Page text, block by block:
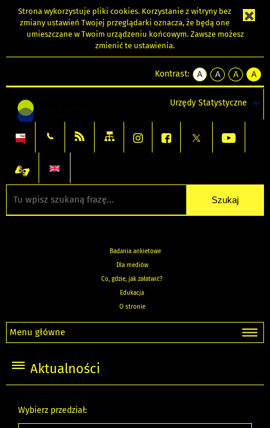
Strona wykorzystuje pliki cookies. Korzystanie z witryny bez
zmiany ustawień Twojej przeglądarki oznacza, że będą one
umieszczane w Twoim urządzeniu końcowym. Zawsze możesz
zmienić te ustawienia.
Kontrast:
A
kontrast
A
kontrast
tekst
czarnym
A
kontrast
tekst
czarnym
A
tekst
żółtym
Urzędy Statystyczne
Badania ankietowe
Dla mediów
Co, gdzie, jak załatwić?
Edukacja
O stronie
Menu główne
Aktualności
Wybierz przedział: